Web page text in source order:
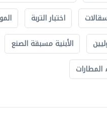
اختبار التربة
الأبنية مسبقة الصنع
المطارات